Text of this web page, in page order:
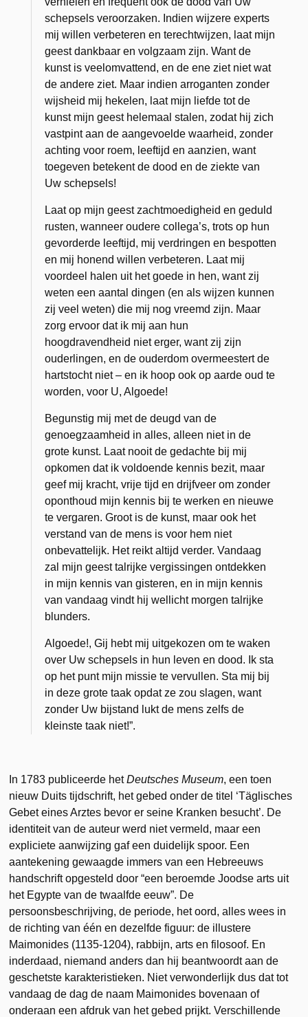
schepsels veroorzaken. Indien wijzere experts
mij willen verbeteren en terechtwijzen, laat mijn
geest dankbaar en volgzaam zijn. Want de
kunst is veelomvattend, en de ene ziet niet wat
de andere ziet. Maar indien arroganten zonder
wijsheid mij hekelen, laat mijn liefde tot de
kunst mijn geest helemaal stalen, zodat hij zich
vastpint aan de aangevoelde waarheid, zonder
achting voor roem, leeftijd en aanzien, want
toegeven betekent de dood en de ziekte van
Uw schepsels!
Laat op mijn geest zachtmoedigheid en geduld
rusten, wanneer oudere collega’s, trots op hun
gevorderde leeftijd, mij verdringen en bespotten
en mij honend willen verbeteren. Laat mij
voordeel halen uit het goede in hen, want zij
weten een aantal dingen (en als wijzen kunnen
zij veel weten) die mij nog vreemd zijn. Maar
zorg ervoor dat ik mij aan hun
hoogdravendheid niet erger, want zij zijn
ouderlingen, en de ouderdom overmeestert de
hartstocht niet – en ik hoop ook op aarde oud te
worden, voor U, Algoede!
Begunstig mij met de deugd van de
genoegzaamheid in alles, alleen niet in de
grote kunst. Laat nooit de gedachte bij mij
opkomen dat ik voldoende kennis bezit, maar
geef mij kracht, vrije tijd en drijfveer om zonder
oponthoud mijn kennis bij te werken en nieuwe
te vergaren. Groot is de kunst, maar ook het
verstand van de mens is voor hem niet
onbevattelijk. Het reikt altijd verder. Vandaag
zal mijn geest talrijke vergissingen ontdekken
in mijn kennis van gisteren, en in mijn kennis
van vandaag vindt hij wellicht morgen talrijke
blunders.
Algoede!, Gij hebt mij uitgekozen om te waken
over Uw schepsels in hun leven en dood. Ik sta
op het punt mijn missie te vervullen. Sta mij bij
in deze grote taak opdat ze zou slagen, want
zonder Uw bijstand lukt de mens zelfs de
kleinste taak niet!”.
In 1783 publiceerde hetDeutsches Museum, een toen
nieuw Duits tijdschrift, het gebed onder de titel ‘Täglisches
Gebet eines Arztes bevor er seine Kranken besucht’. De
identiteit van de auteur werd niet vermeld, maar een
expliciete aanwijzing gaf een duidelijk spoor. Een
aantekening gewaagde immers van een Hebreeuws
handschrift opgesteld door “een beroemde Joodse arts uit
het Egypte van de twaalfde eeuw”. De
persoonsbeschrijving, de periode, het oord, alles wees in
de richting van één en dezelfde figuur: de illustere
Maimonides (1135-1204), rabbijn, arts en filosoof. En
inderdaad, niemand anders dan hij beantwoordt aan de
geschetste karakteristieken. Niet verwonderlijk dus dat tot
vandaag de dag de naam Maimonides bovenaan of
onderaan een afdruk van het gebed prijkt. Verschillende